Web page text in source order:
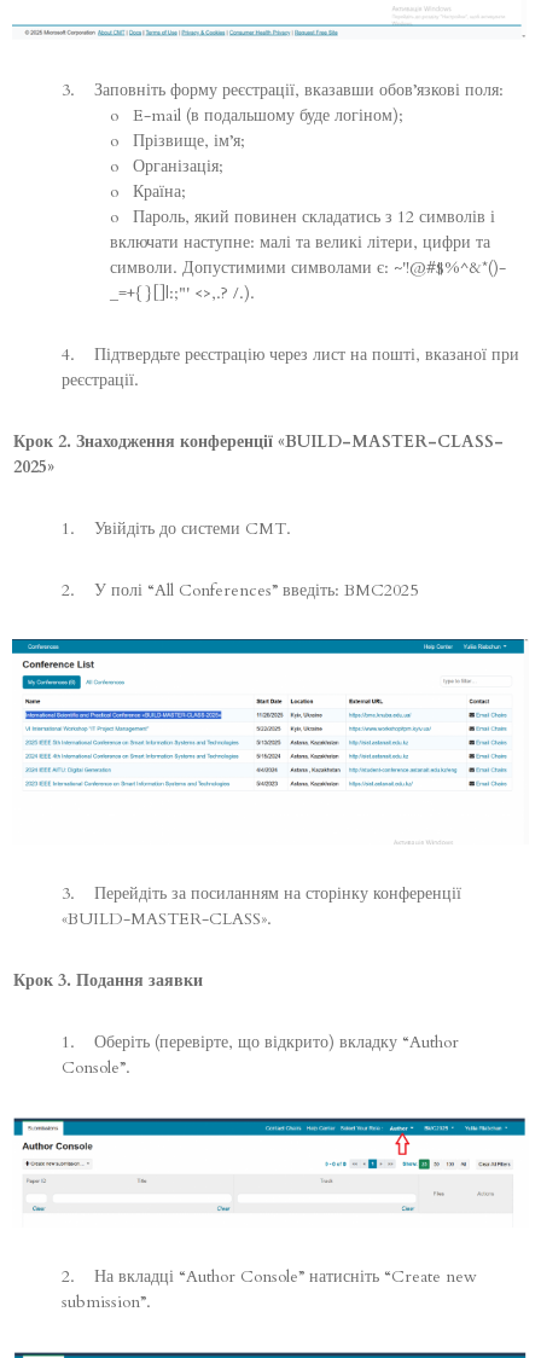
3. Заповніть форму реєстрації, вказавши обов’язкові поля:
o E-mail (в подальшому буде логіном);
o Прізвище, ім’я;
o Організація;
o Країна;
o Пароль, який повинен складатись з 12 символів і
включати наступне: малі та великі літери, цифри та
символи. Допустимими символами є: ~'!@#$%^&*()-
_=+{}[]|:;"' <>,.? /.).
4. Підтвердьте реєстрацію через лист на пошті, вказаної при
реєстрації.
Крок 2. Знаходження конференції «BUILD-MASTER-CLASS-
2025»
1. Увійдіть до системи CMT.
2. У полі “All Conferences” введіть: BMC2025
3. Перейдіть за посиланням на сторінку конференції
«BUILD-MASTER-CLASS».
Крок 3. Подання заявки
1. Оберіть (перевірте, що відкрито) вкладку “Author
Console”.
2. На вкладці “Author Console” натисніть “Create new
submission”.